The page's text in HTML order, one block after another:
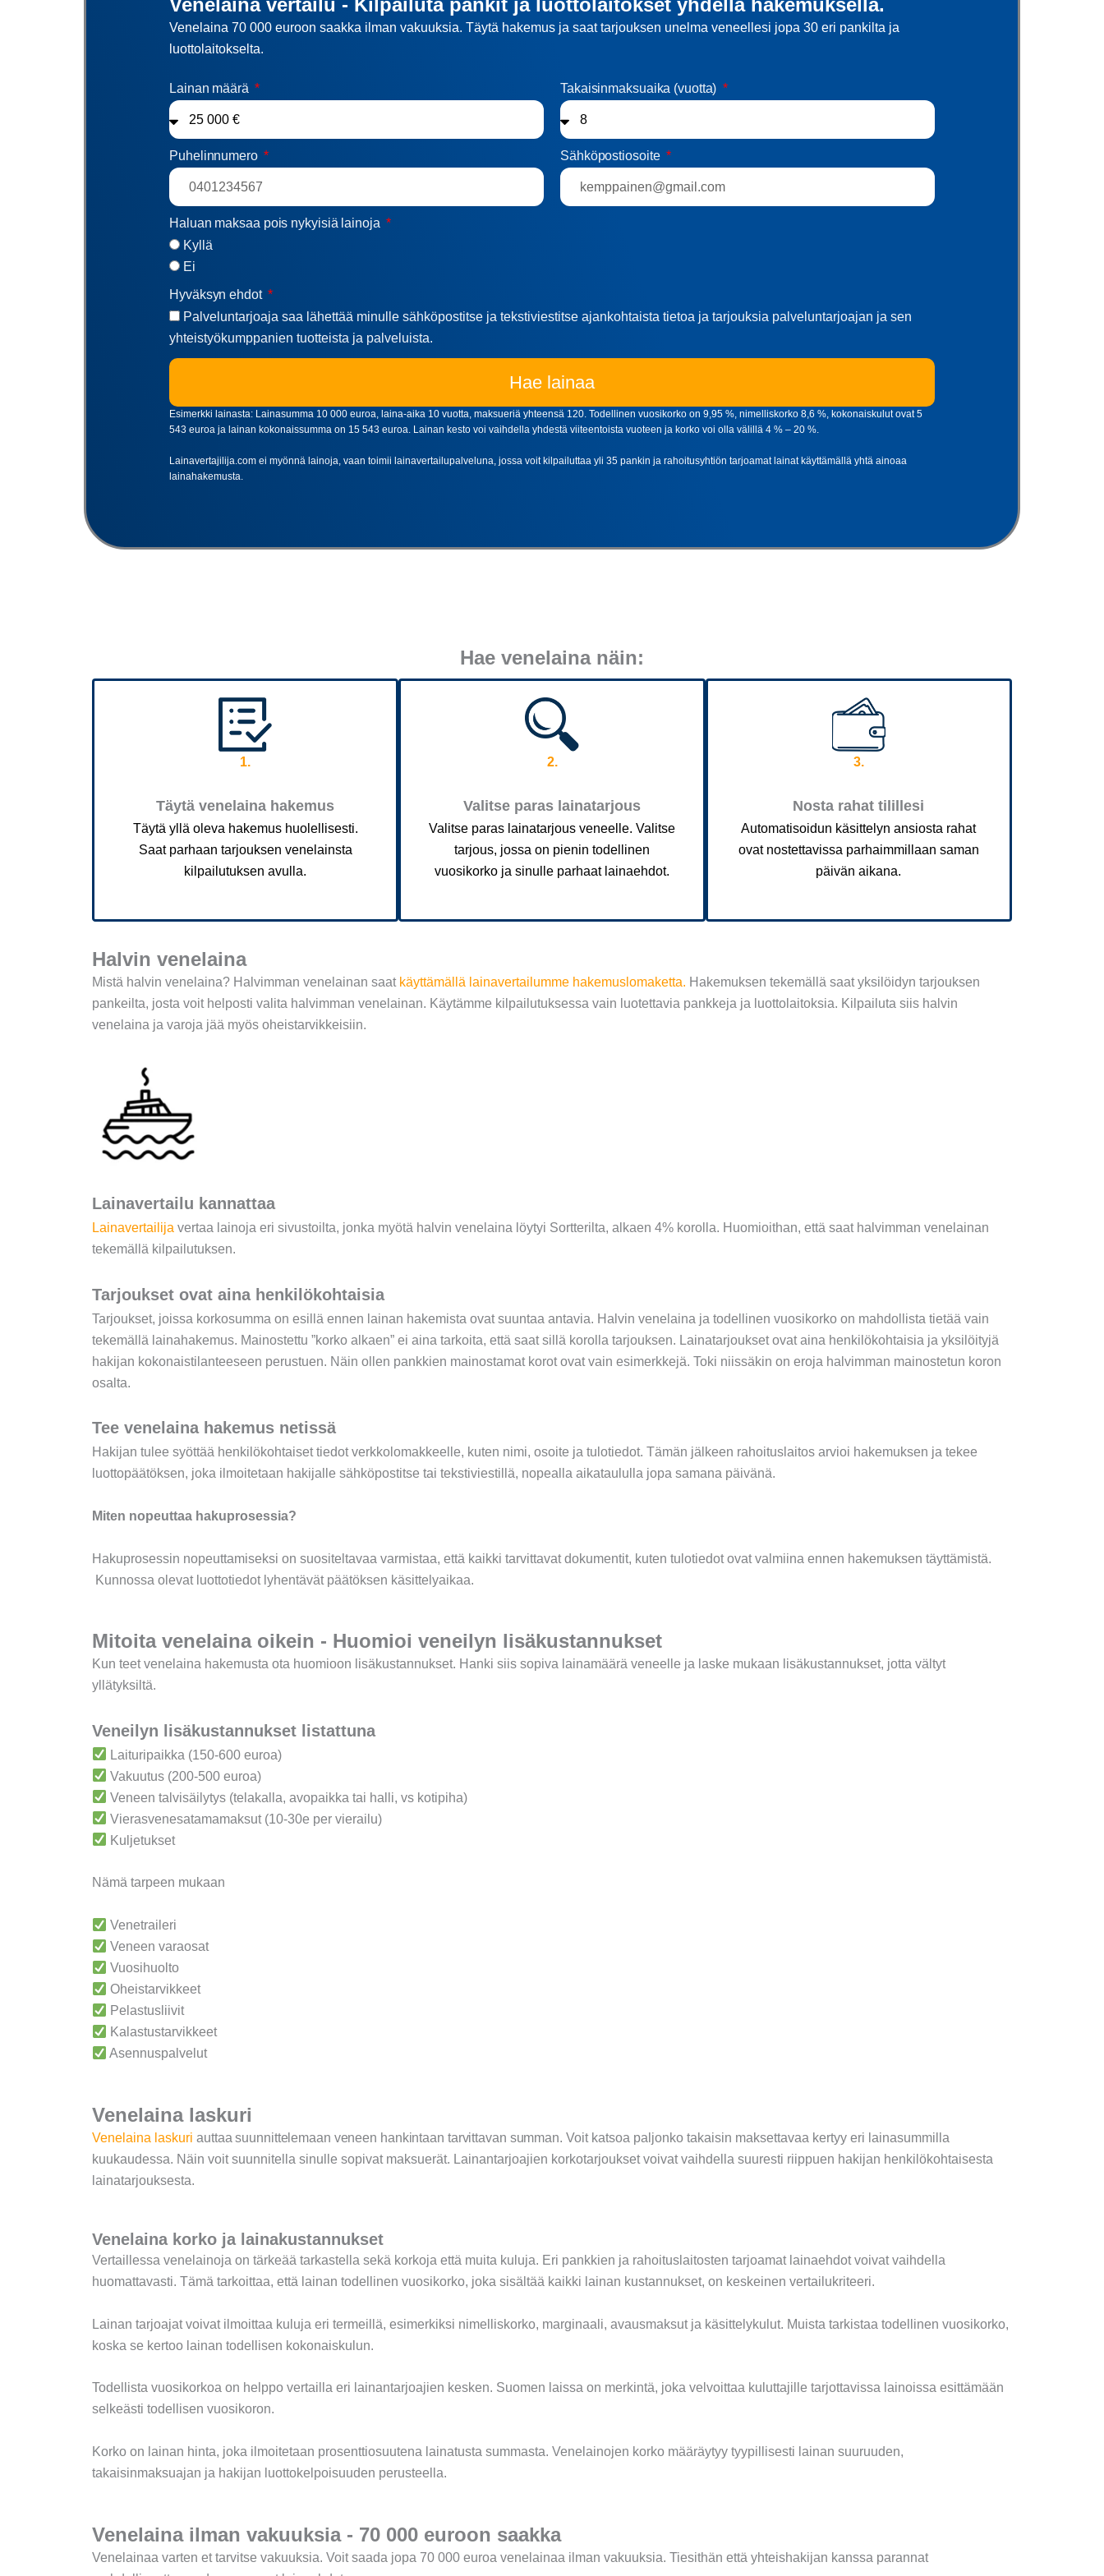
Venelaina 70 000 euroon saakka ilman vakuuksia. Täytä hakemus ja saat tarjouksen unelma veneellesi jopa 30 eri pankilta ja
luottolaitokselta.
Lainan määrä Takaisinmaksuaika (vuotta)
Puhelinnumero Sähköpostiosoite
Haluan maksaa pois nykyisiä lainoja
Kyllä
Ei
Hyväksyn ehdot
Palveluntarjoaja saa lähettää minulle sähköpostitse ja tekstiviestitse ajankohtaista tietoa ja tarjouksia palveluntarjoajan ja sen
yhteistyökumppanien tuotteista ja palveluista.
Hae lainaa
Esimerkki lainasta: Lainasumma 10 000 euroa, laina-aika 10 vuotta, maksueriä yhteensä 120. Todellinen vuosikorko on 9,95 %, nimelliskorko 8,6 %, kokonaiskulut ovat 5
543 euroa ja lainan kokonaissumma on 15 543 euroa. Lainan kesto voi vaihdella yhdestä viiteentoista vuoteen ja korko voi olla välillä 4 % – 20 %.
Lainavertajilija.com ei myönnä lainoja, vaan toimii lainavertailupalveluna, jossa voit kilpailuttaa yli 35 pankin ja rahoitusyhtiön tarjoamat lainat käyttämällä yhtä ainoaa
lainahakemusta.
Hae venelaina näin:
3.
Nosta rahat tilillesi
Automatisoidun käsittelyn ansiosta rahat
ovat nostettavissa parhaimmillaan saman
päivän aikana.
2.
Valitse paras lainatarjous
Valitse paras lainatarjous veneelle. Valitse
tarjous, jossa on pienin todellinen
vuosikorko ja sinulle parhaat lainaehdot.
1.
Täytä venelaina hakemus
Täytä yllä oleva hakemus huolellisesti.
Saat parhaan tarjouksen venelainsta
kilpailutuksen avulla.
Halvin venelaina
Mistä halvin venelaina? Halvimman venelainan saat käyttämällä lainavertailumme hakemuslomaketta. Hakemuksen tekemällä saat yksilöidyn tarjouksen
pankeilta, josta voit helposti valita halvimman venelainan. Käytämme kilpailutuksessa vain luotettavia pankkeja ja luottolaitoksia. Kilpailuta siis halvin
venelaina ja varoja jää myös oheistarvikkeisiin.
Lainavertailu kannattaa
Lainavertailija vertaa lainoja eri sivustoilta, jonka myötä halvin venelaina löytyi Sortterilta, alkaen 4% korolla. Huomioithan, että saat halvimman venelainan
tekemällä kilpailutuksen.
Tarjoukset ovat aina henkilökohtaisia
Tarjoukset, joissa korkosumma on esillä ennen lainan hakemista ovat suuntaa antavia. Halvin venelaina ja todellinen vuosikorko on mahdollista tietää vain
tekemällä lainahakemus. Mainostettu ”korko alkaen” ei aina tarkoita, että saat sillä korolla tarjouksen. Lainatarjoukset ovat aina henkilökohtaisia ja yksilöityjä
hakijan kokonaistilanteeseen perustuen. Näin ollen pankkien mainostamat korot ovat vain esimerkkejä. Toki niissäkin on eroja halvimman mainostetun koron
osalta.
Tee venelaina hakemus netissä
Hakijan tulee syöttää henkilökohtaiset tiedot verkkolomakkeelle, kuten nimi, osoite ja tulotiedot. Tämän jälkeen rahoituslaitos arvioi hakemuksen ja tekee
luottopäätöksen, joka ilmoitetaan hakijalle sähköpostitse tai tekstiviestillä, nopealla aikataululla jopa samana päivänä.
Miten nopeuttaa hakuprosessia?
Hakuprosessin nopeuttamiseksi on suositeltavaa varmistaa, että kaikki tarvittavat dokumentit, kuten tulotiedot ovat valmiina ennen hakemuksen täyttämistä.
Kunnossa olevat luottotiedot lyhentävät päätöksen käsittelyaikaa.
Mitoita venelaina oikein - Huomioi veneilyn lisäkustannukset
Kun teet venelaina hakemusta ota huomioon lisäkustannukset. Hanki siis sopiva lainamäärä veneelle ja laske mukaan lisäkustannukset, jotta vältyt
yllätyksiltä.
Veneilyn lisäkustannukset listattuna
Laituripaikka (150-600 euroa)
Vakuutus (200-500 euroa)
Veneen talvisäilytys (telakalla, avopaikka tai halli, vs kotipiha)
Vierasvenesatamamaksut (10-30e per vierailu)
Kuljetukset
Nämä tarpeen mukaan
Venetraileri
Veneen varaosat
Vuosihuolto
Oheistarvikkeet
Pelastusliivit
Kalastustarvikkeet
Asennuspalvelut
Venelaina laskuri
Venelaina laskuri auttaa suunnittelemaan veneen hankintaan tarvittavan summan. Voit katsoa paljonko takaisin maksettavaa kertyy eri lainasummilla
kuukaudessa. Näin voit suunnitella sinulle sopivat maksuerät. Lainantarjoajien korkotarjoukset voivat vaihdella suuresti riippuen hakijan henkilökohtaisesta
lainatarjouksesta.
Venelaina korko ja lainakustannukset
Vertaillessa venelainoja on tärkeää tarkastella sekä korkoja että muita kuluja. Eri pankkien ja rahoituslaitosten tarjoamat lainaehdot voivat vaihdella
huomattavasti. Tämä tarkoittaa, että lainan todellinen vuosikorko, joka sisältää kaikki lainan kustannukset, on keskeinen vertailukriteeri.
Lainan tarjoajat voivat ilmoittaa kuluja eri termeillä, esimerkiksi nimelliskorko, marginaali, avausmaksut ja käsittelykulut. Muista tarkistaa todellinen vuosikorko,
koska se kertoo lainan todellisen kokonaiskulun.
Todellista vuosikorkoa on helppo vertailla eri lainantarjoajien kesken. Suomen laissa on merkintä, joka velvoittaa kuluttajille tarjottavissa lainoissa esittämään
selkeästi todellisen vuosikoron.
Korko on lainan hinta, joka ilmoitetaan prosenttiosuutena lainatusta summasta. Venelainojen korko määräytyy tyypillisesti lainan suuruuden,
takaisinmaksuajan ja hakijan luottokelpoisuuden perusteella.
Venelaina ilman vakuuksia - 70 000 euroon saakka
Venelainaa varten et tarvitse vakuuksia. Voit saada jopa 70 000 euroa venelainaa ilman vakuuksia. Tiesithän että yhteishakijan kanssa parannat